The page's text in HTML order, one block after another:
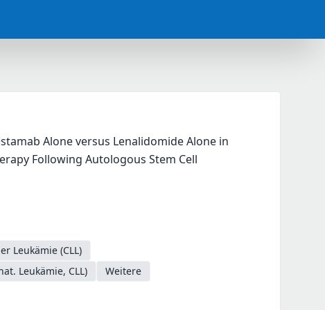
Alone versus Lenalidomide Alone in
Following Autologous Stem Cell
Leukämie (CLL)
Leukämie, CLL) Weitere